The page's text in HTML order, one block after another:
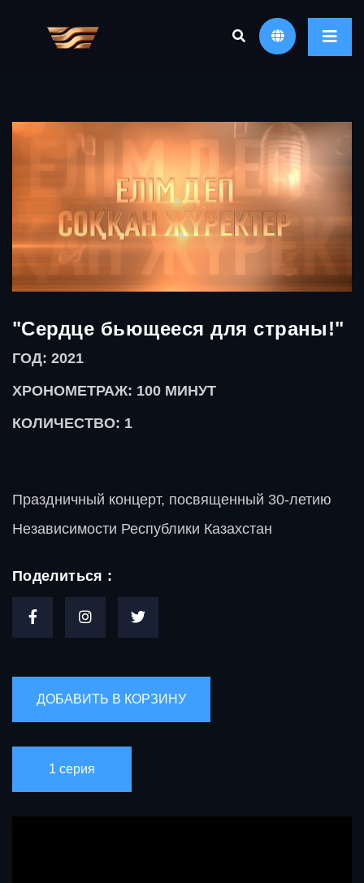
"Сердце бьющееся для страны!"
ГОД: 2021
ХРОНОМЕТРАЖ: 100 МИНУТ
КОЛИЧЕСТВО: 1
Праздничный концерт, посвященный 30-летию
Независимости Республики Казахстан
Поделиться :
1 серия